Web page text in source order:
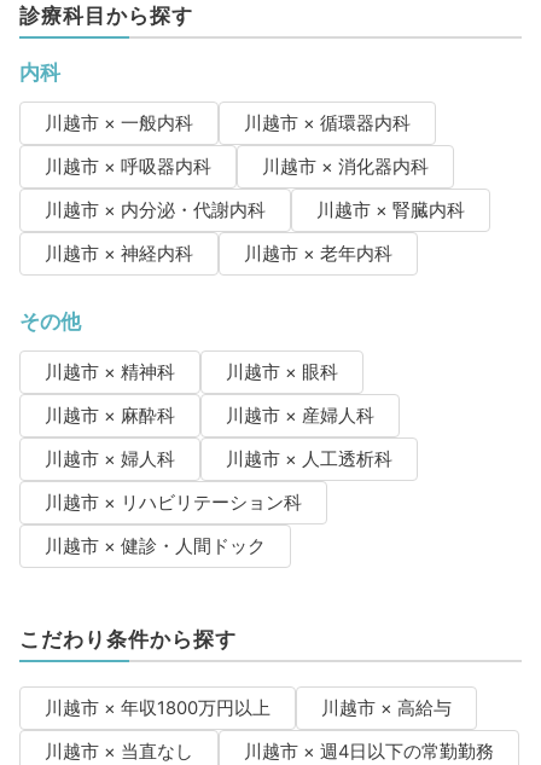
診療科目から探す
内科
川越市 × 一般内科
川越市 × 循環器内科
川越市 × 呼吸器内科
川越市 × 消化器内科
川越市 × 内分泌・代謝内科
川越市 × 腎臓内科
川越市 × 神経内科
川越市 × 老年内科
その他
川越市 × 精神科
川越市 × 眼科
川越市 × 麻酔科
川越市 × 産婦人科
川越市 × 婦人科
川越市 × 人工透析科
川越市 × リハビリテーション科
川越市 × 健診・人間ドック
こだわり条件から探す
川越市 × 年収1800万円以上
川越市 × 高給与
川越市 × 当直なし
川越市 × 週4日以下の常勤勤務